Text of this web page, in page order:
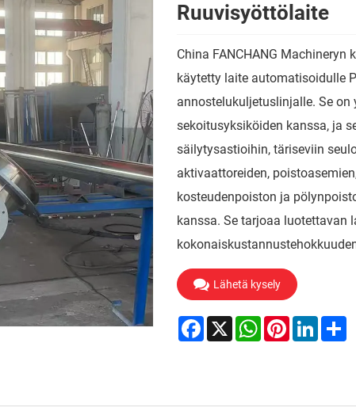
Ruuvisyöttölaite
China FANCHANG
käytetty laite automatisoidulle
annostelukuljetuslinjalle. Se
sekoitusyksiköiden kanssa, ja
säilytysastioihin, täriseviin
aktivaattoreiden,
kosteudenpoiston ja
kanssa. Se tarjoaa luotettavan
Lähetä kysely
Facebook
X WhatsApp
Pinterest